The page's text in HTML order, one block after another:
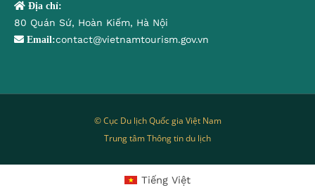
Địa chỉ:
80 Quán Sứ, Hoàn Kiếm, Hà Nội
Email:contact@vietnamtourism.gov.vn
© Cục Du lịch Quốc gia Việt Nam
Trung tâm Thông tin du lịch
Tiếng Việt